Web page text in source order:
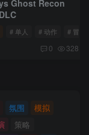
Ghost Recon
# 单人 # 动作 # 冒险
0 328
氛围
模拟
策略